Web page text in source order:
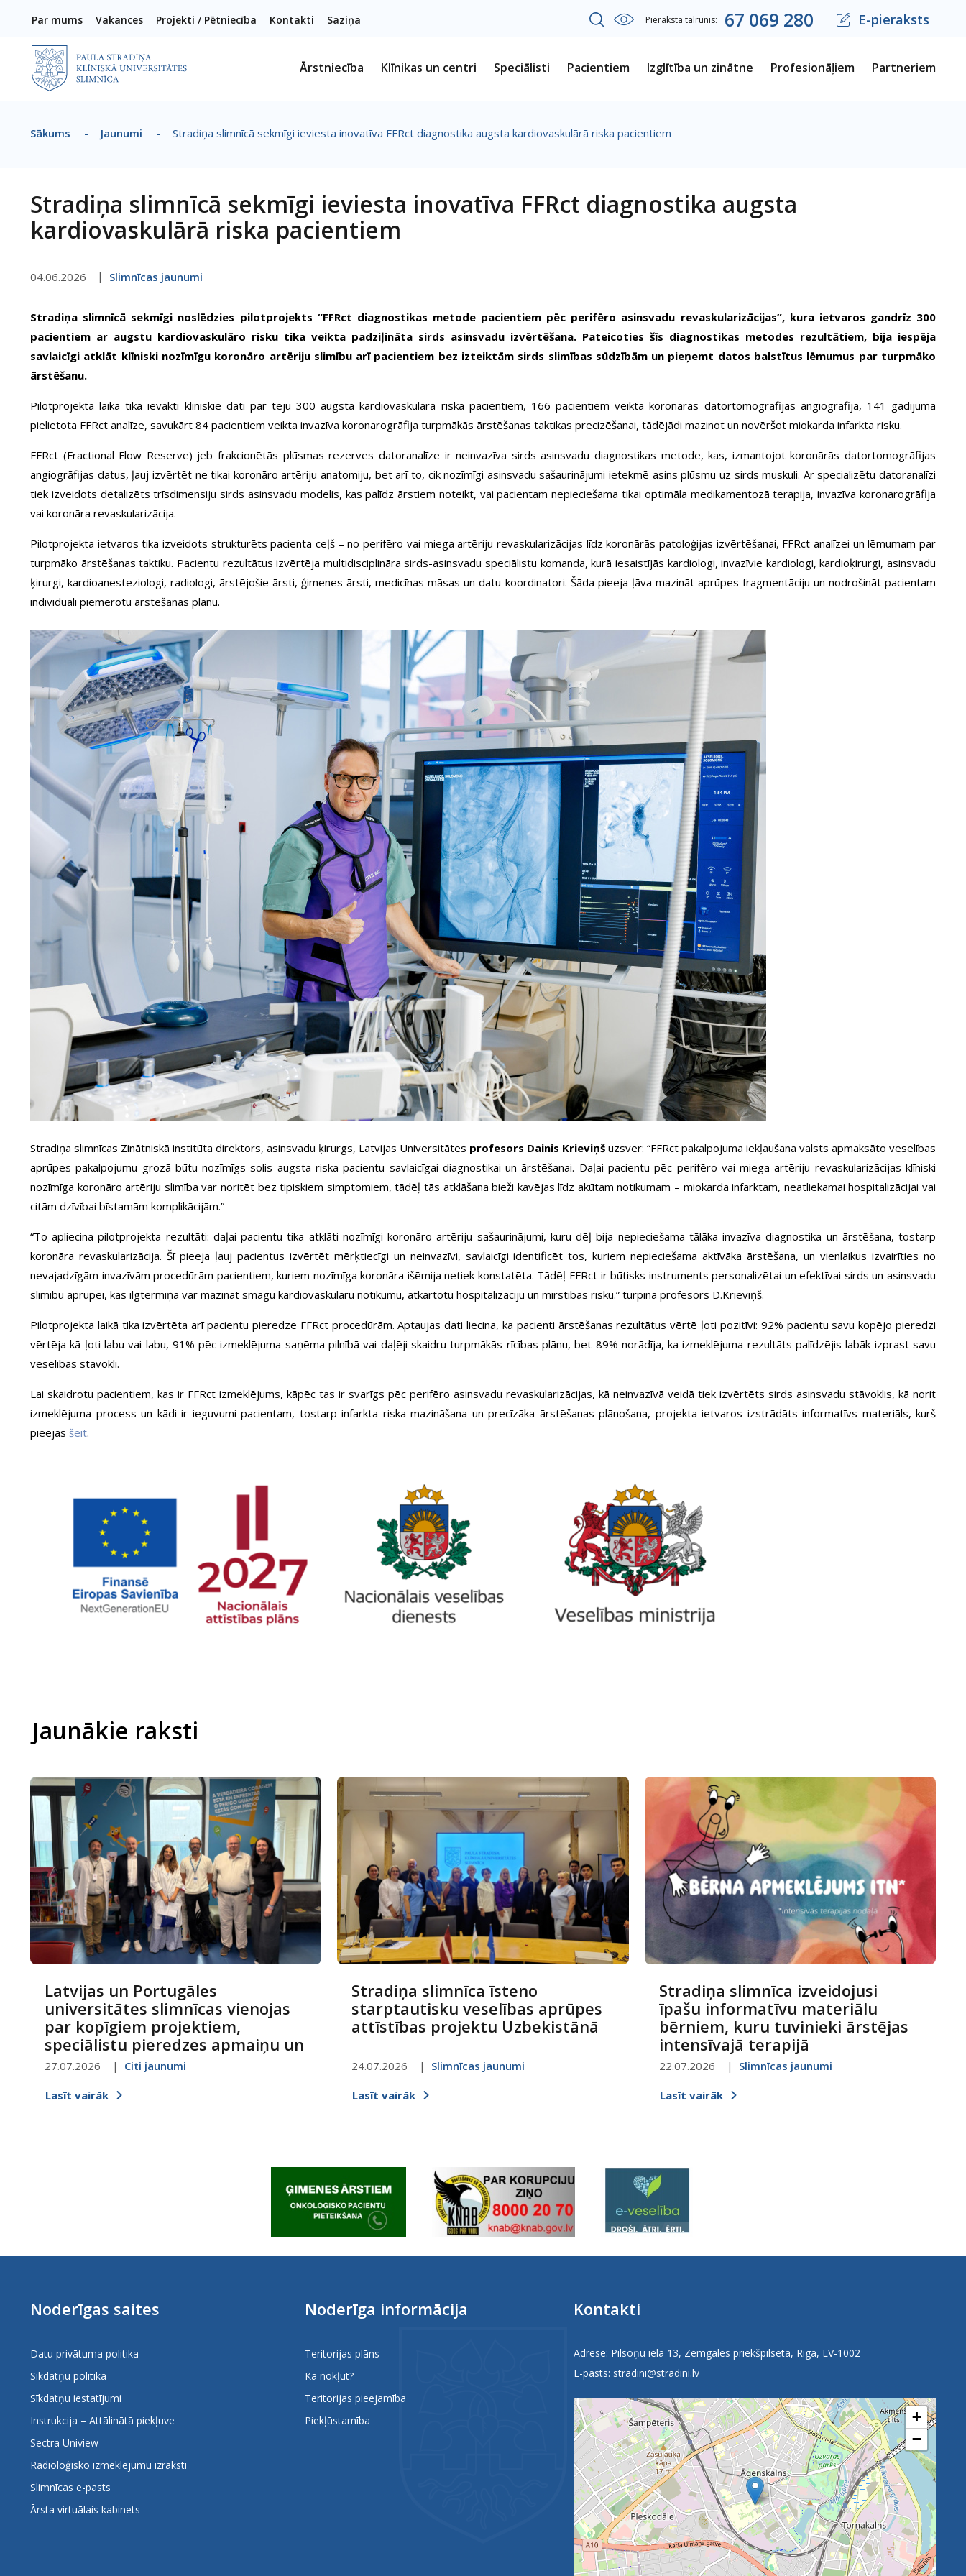
Par mums Vakances Projekti / Pētniecība Kontakti Saziņa Pieraksta tālrunis: 67 069 280 E-pieraksts
Ārstniecība Klīnikas un centri Speciālisti Pacientiem Izglītība un zinātne Profesionāļiem Partneriem
Atpakaļceļš
Sākums - Jaunumi - Stradiņa slimnīcā sekmīgi ieviesta inovatīva FFRct diagnostika augsta kardiovaskulārā riska pacientiem
Stradiņa slimnīcā sekmīgi ieviesta inovatīva FFRct diagnostika augsta
kardiovaskulārā riska pacientiem
04.06.2026 Slimnīcas jaunumi
Stradiņa slimnīcā sekmīgi noslēdzies pilotprojekts “FFRct diagnostikas metode pacientiem pēc perifēro asinsvadu revaskularizācijas”, kura ietvaros gandrīz 300
pacientiem ar augstu kardiovaskulāro risku tika veikta padziļināta sirds asinsvadu izvērtēšana. Pateicoties šīs diagnostikas metodes rezultātiem, bija iespēja
savlaicīgi atklāt klīniski nozīmīgu koronāro artēriju slimību arī pacientiem bez izteiktām sirds slimības sūdzībām un pieņemt datos balstītus lēmumus par turpmāko
ārstēšanu.
Pilotprojekta laikā tika ievākti klīniskie dati par teju 300 augsta kardiovaskulārā riska pacientiem, 166 pacientiem veikta koronārās datortomogrāfijas angiogrāfija, 141 gadījumā
pielietota FFRct analīze, savukārt 84 pacientiem veikta invazīva koronarogrāfija turpmākās ārstēšanas taktikas precizēšanai, tādējādi mazinot un novēršot miokarda infarkta risku.
FFRct (Fractional Flow Reserve) jeb frakcionētās plūsmas rezerves datoranalīze ir neinvazīva sirds asinsvadu diagnostikas metode, kas, izmantojot koronārās datortomogrāfijas
angiogrāfijas datus, ļauj izvērtēt ne tikai koronāro artēriju anatomiju, bet arī to, cik nozīmīgi asinsvadu sašaurinājumi ietekmē asins plūsmu uz sirds muskuli. Ar specializētu datoranalīzi
tiek izveidots detalizēts trīsdimensiju sirds asinsvadu modelis, kas palīdz ārstiem noteikt, vai pacientam nepieciešama tikai optimāla medikamentozā terapija, invazīva koronarogrāfija
vai koronāra revaskularizācija.
Pilotprojekta ietvaros tika izveidots strukturēts pacienta ceļš – no perifēro vai miega artēriju revaskularizācijas līdz koronārās patoloģijas izvērtēšanai, FFRct analīzei un lēmumam par
turpmāko ārstēšanas taktiku. Pacientu rezultātus izvērtēja multidisciplināra sirds-asinsvadu speciālistu komanda, kurā iesaistījās kardiologi, invazīvie kardiologi, kardioķirurgi, asinsvadu
ķirurgi, kardioanesteziologi, radiologi, ārstējošie ārsti, ģimenes ārsti, medicīnas māsas un datu koordinatori. Šāda pieeja ļāva mazināt aprūpes fragmentāciju un nodrošināt pacientam
individuāli piemērotu ārstēšanas plānu.
Stradiņa slimnīcas Zinātniskā institūta direktors, asinsvadu ķirurgs, Latvijas Universitātes profesors Dainis Krieviņš uzsver: “FFRct pakalpojuma iekļaušana valsts apmaksāto veselības
aprūpes pakalpojumu grozā būtu nozīmīgs solis augsta riska pacientu savlaicīgai diagnostikai un ārstēšanai. Daļai pacientu pēc perifēro vai miega artēriju revaskularizācijas klīniski
nozīmīga koronāro artēriju slimība var noritēt bez tipiskiem simptomiem, tādēļ tās atklāšana bieži kavējas līdz akūtam notikumam – miokarda infarktam, neatliekamai hospitalizācijai vai
citām dzīvībai bīstamām komplikācijām.”
“To apliecina pilotprojekta rezultāti: daļai pacientu tika atklāti nozīmīgi koronāro artēriju sašaurinājumi, kuru dēļ bija nepieciešama tālāka invazīva diagnostika un ārstēšana, tostarp
koronāra revaskularizācija. Šī pieeja ļauj pacientus izvērtēt mērķtiecīgi un neinvazīvi, savlaicīgi identificēt tos, kuriem nepieciešama aktīvāka ārstēšana, un vienlaikus izvairīties no
nevajadzīgām invazīvām procedūrām pacientiem, kuriem nozīmīga koronāra išēmija netiek konstatēta. Tādēļ FFRct ir būtisks instruments personalizētai un efektīvai sirds un asinsvadu
slimību aprūpei, kas ilgtermiņā var mazināt smagu kardiovaskulāru notikumu, atkārtotu hospitalizāciju un mirstības risku.” turpina profesors D.Krieviņš.
Pilotprojekta laikā tika izvērtēta arī pacientu pieredze FFRct procedūrām. Aptaujas dati liecina, ka pacienti ārstēšanas rezultātus vērtē ļoti pozitīvi: 92% pacientu savu kopējo pieredzi
vērtēja kā ļoti labu vai labu, 91% pēc izmeklējuma saņēma pilnībā vai daļēji skaidru turpmākās rīcības plānu, bet 89% norādīja, ka izmeklējuma rezultāts palīdzējis labāk izprast savu
veselības stāvokli.
Lai skaidrotu pacientiem, kas ir FFRct izmeklējums, kāpēc tas ir svarīgs pēc perifēro asinsvadu revaskularizācijas, kā neinvazīvā veidā tiek izvērtēts sirds asinsvadu stāvoklis, kā norit
izmeklējuma process un kādi ir ieguvumi pacientam, tostarp infarkta riska mazināšana un precīzāka ārstēšanas plānošana, projekta ietvaros izstrādāts informatīvs materiāls, kurš
pieejas šeit.
Jaunākie raksti
Latvijas un Portugāles
universitātes slimnīcas vienojas
par kopīgiem projektiem,
speciālistu pieredzes apmaiņu un
digitalizācijas attīstību
27.07.2026 Citi jaunumi
Lasīt vairāk
Stradiņa slimnīca īsteno
starptautisku veselības aprūpes
attīstības projektu Uzbekistānā
24.07.2026 Slimnīcas jaunumi
Lasīt vairāk
Stradiņa slimnīca izveidojusi
īpašu informatīvu materiālu
bērniem, kuru tuvinieki ārstējas
intensīvajā terapijā
22.07.2026 Slimnīcas jaunumi
Lasīt vairāk
Noderīgas saites
Datu privātuma politika
Sīkdatņu politika
Sīkdatņu iestatījumi
Instrukcija – Attālinātā piekļuve
Sectra Uniview
Radioloģisko izmeklējumu izraksti
Slimnīcas e-pasts
Ārsta virtuālais kabinets
Noderīga informācija
Teritorijas plāns
Kā nokļūt?
Teritorijas pieejamība
Piekļūstamība
Kontakti
Adrese: Pilsoņu iela 13, Zemgales priekšpilsēta, Rīga, LV-1002
E-pasts: stradini@stradini.lv
+
−